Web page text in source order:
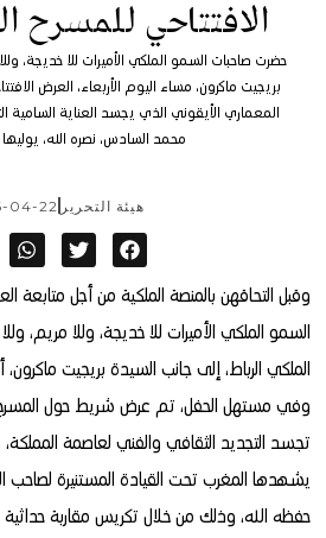
الافتتاحي للمسرح
حضرت صاحبات السمو الملكي الأميرات للا خديجة،
بريجيت ماكرون، مساء اليوم الأربعاء، العرض
المعماري الأيقوني الذي يجسد العناية السامية
محمد السادس، نصره الله، يوليها
هيئة التحرير 04-22
وقبل التحاقهن بالمنصة الملكية من أجل
السمو الملكي الأميرات للا خديجة، وللا مريم،
الملكي الرباط، إلى جانب السيدة بريجيت
وفي مستهل الحفل، تم عرض شريط حول
تجسد التجديد الثقافي والفني لعاصمة المملكة،
يشهدها المغرب تحت القيادة المستنيرة لصاحب
حفظه الله، وذلك من خلال تكريس مقاربة حداثية